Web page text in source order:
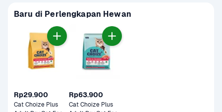
Baru di Perlengkapan Hewan
Rp29.900
Cat Choize Plus
Rp63.900
Cat Choize Plus